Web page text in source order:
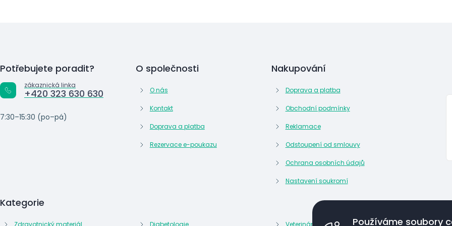
Používáme soubory
Potřebujete poradit?
zákaznická linka
+420 323 630 630
7:30–15:30 (po–pá)
O společnosti
O nás
Kontakt
Doprava a platba
Rezervace e-poukazu
Kategorie
Nakupování
Doprava a platba
Obchodní podmínky
Reklamace
Odstoupení od smlouvy
Ochrana osobních údajů
Nastavení soukromí